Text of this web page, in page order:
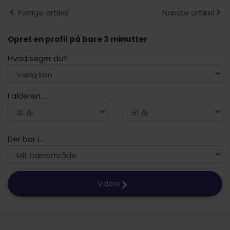
Næste artikel
Forrige artikel
Opret en profil på bare 3 minutter
Hvad søger du?
I alderen...
Der bor i...
Videre